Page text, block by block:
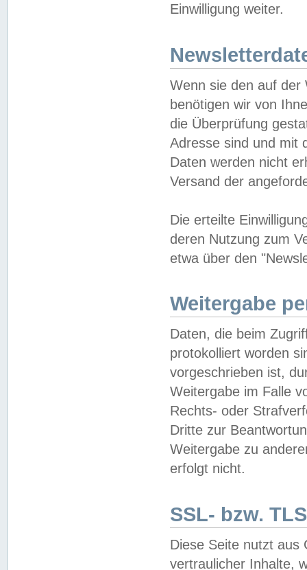
Einwilligung weiter.
Wenn sie den auf der
benötigen wir von
die Überprüfung
Adresse sind und mit
Daten werden nicht
Versand der
Die erteilte
deren Nutzung zum
etwa über den
Weitergabe
Daten, die beim
protokolliert worden
vorgeschrieben ist,
Weitergabe im Falle
Rechts- oder
Dritte zur
Weitergabe zu
erfolgt nicht.
SSL- bzw.
Diese Seite nutzt aus
vertraulicher Inhalte,